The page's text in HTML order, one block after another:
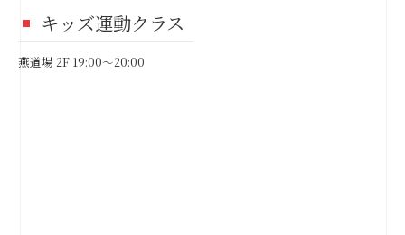
キッズ運動クラス
燕道場 2F 19:00～20:00